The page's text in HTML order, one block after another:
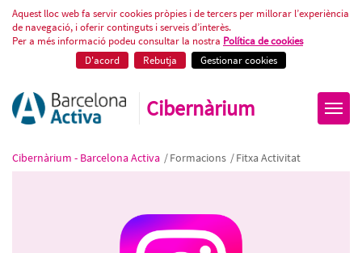
Promociona la imatge del teu
Aquest lloc web fa servir cookies pròpies i de tercers per millorar l’experiència
de navegació, i oferir continguts i serveis d’interès.
Per a més informació podeu consultar la nostra Política de cookies
D'acord
Rebutja Gestionar cookies
Cibernàrium
Cibernàrium - Barcelona Activa /Formacions /Fitxa Activitat